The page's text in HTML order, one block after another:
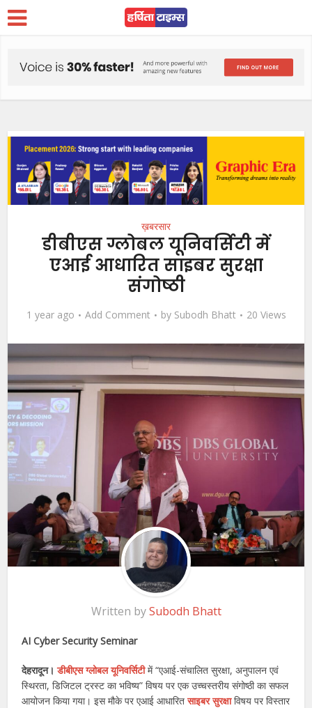
ख़बरसार
डीबीएस ग्लोबल यूनिवर्सिटी में
एआई आधारित साइबर सुरक्षा
संगोष्ठी
1 year ago Add Comment by Subodh Bhatt 20 Views
Written bySubodh Bhatt
AI Cyber ​​Security Seminar
देहरादून। डीबीएस ग्लोबल यूनिवर्सिटीमें “एआई-संचालित सुरक्षा, अनुपालन एवं
स्थिरता, डिजिटल ट्रस्ट का भविष्य” विषय पर एक उच्चस्तरीय संगोष्ठी का सफल
आयोजन किया गया। इस मौके पर एआई आधारितसाइबर सुरक्षाविषय पर विस्तार